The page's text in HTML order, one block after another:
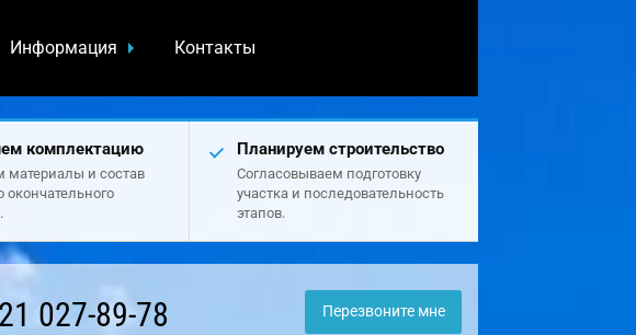
Информация Контакты
комплектацию
материалы и состав
окончательного
Планируем строительство
Согласовываем подготовку
участка и последовательность
этапов.
027-89-78 Перезвоните мне